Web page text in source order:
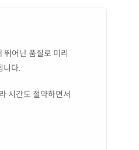
재질 설명
어난 품질로 미리
니다.
시간도 절약하면서